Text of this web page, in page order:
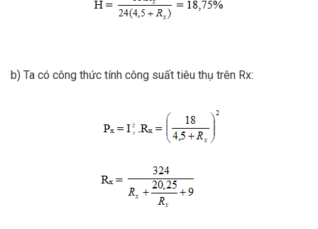
b) Ta có công thức tính công suất tiêu thụ trên Rx: